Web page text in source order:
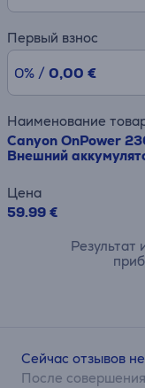
Первый взнос
0% / 0,00 €
Наименование
Canyon OnPower
Внешний
Цена
59.99 €
Сейчас отзывов
После